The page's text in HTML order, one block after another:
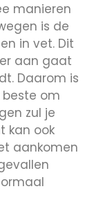
manieren
is de
in vet. Dit
aan gaat
Daarom is
om
zul je
kan ook
aankomen